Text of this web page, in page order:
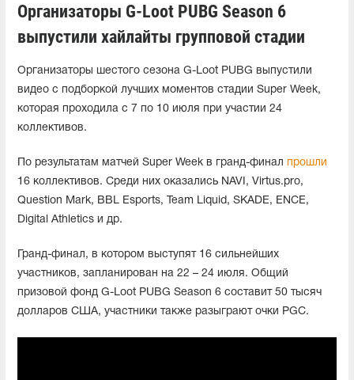
Организаторы G-Loot PUBG Season 6
выпустили хайлайты групповой стадии
Организаторы шестого сезона G-Loot PUBG выпустили
видео с подборкой лучших моментов стадии Super Week,
которая проходила с 7 по 10 июля при участии 24
коллективов.
По результатам матчей Super Week в гранд-финал прошли
16 коллективов. Среди них оказались NAVI, Virtus.pro,
Question Mark, BBL Esports, Team Liquid, SKADE, ENCE,
Digital Athletics и др.
Гранд-финал, в котором выступят 16 сильнейших
участников, запланирован на 22 – 24 июля. Общий
призовой фонд G-Loot PUBG Season 6 составит 50 тысяч
долларов США, участники также разыграют очки PGC.